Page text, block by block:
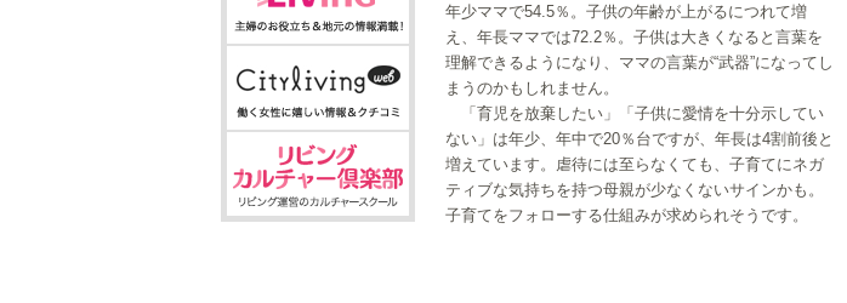
年少ママで54.5％。子供の年齢が上がるにつれて増
え、年長ママでは72.2％。子供は大きくなると言葉を
理解できるようになり、ママの言葉が“武器”になってし
まうのかもしれません。
「育児を放棄したい」「子供に愛情を十分示してい
ない」は年少、年中で20％台ですが、年長は4割前後と
増えています。虐待には至らなくても、子育てにネガ
ティブな気持ちを持つ母親が少なくないサインかも。
子育てをフォローする仕組みが求められそうです。